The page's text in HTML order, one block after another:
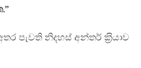
පැවති නිදහස් අන්තර් ක‍්‍රියාව